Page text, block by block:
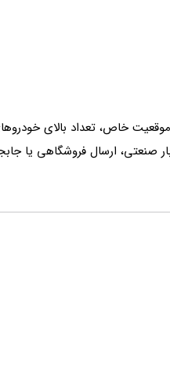
خاص، تعداد بالای
صنعتی، ارسال فروشگاهی یا